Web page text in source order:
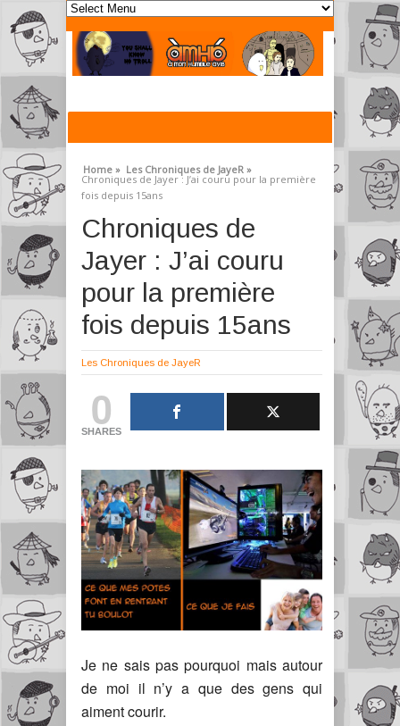
Home » Les Chroniques de JayeR »
Chroniques de Jayer : J’ai couru pour la première
fois depuis 15ans
Chroniques de
Jayer : J’ai couru
pour la première
fois depuis 15ans
Les Chroniques de JayeR
0
SHARES
Je ne sais pas pourquoi mais autour
de moi il n’y a que des gens qui
aiment courir.